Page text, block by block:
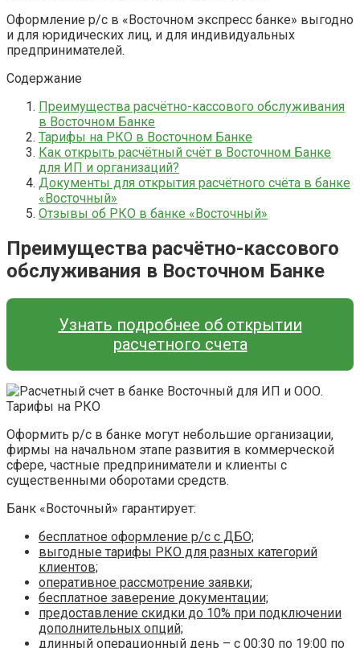
Оформление р/с в «Восточном экспресс банке» выгодно
и для юридических лиц, и для индивидуальных
предпринимателей.
Содержание
Преимущества расчётно-кассового обслуживания
в Восточном Банке
Тарифы на РКО в Восточном Банке
Как открыть расчётный счёт в Восточном Банке
для ИП и организаций?
Документы для открытия расчётного счёта в банке
«Восточный»
Отзывы об РКО в банке «Восточный»
Преимущества расчётно-кассового
обслуживания в Восточном Банке
Узнать подробнее об открытии
расчетного счета
Оформить р/с в банке могут небольшие организации,
фирмы на начальном этапе развития в коммерческой
сфере, частные предприниматели и клиенты с
существенными оборотами средств.
Банк «Восточный» гарантирует:
бесплатное оформление р/с с ДБО;
выгодные тарифы РКО для разных категорий
клиентов;
оперативное рассмотрение заявки;
бесплатное заверение документации;
предоставление скидки до 10% при подключении
дополнительных опций;
длинный операционный день – с 00:30 по 19:00 по